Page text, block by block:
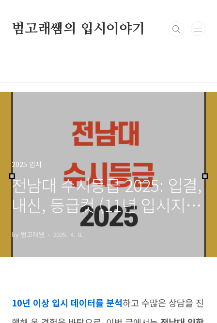
범고래쌤의 입시이야기
2025 입시
전남대 수시등급 2025: 입결,
내신, 등급컷 (11년 입시지
by 범고래쌤 2025. 4. 8.
10년 이상 입시 데이터를 분석하고 수많은 상담을 진